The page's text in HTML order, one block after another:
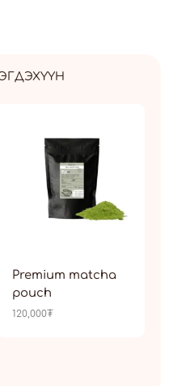
Premium matcha
pouch
120,000₮